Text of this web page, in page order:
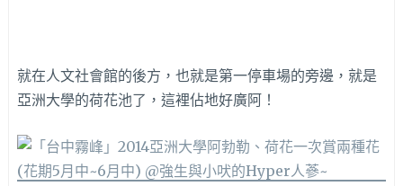
就在人文社會館的後方，也就是第一停車場的旁邊，就是
亞洲大學的荷花池了，這裡佔地好廣阿！